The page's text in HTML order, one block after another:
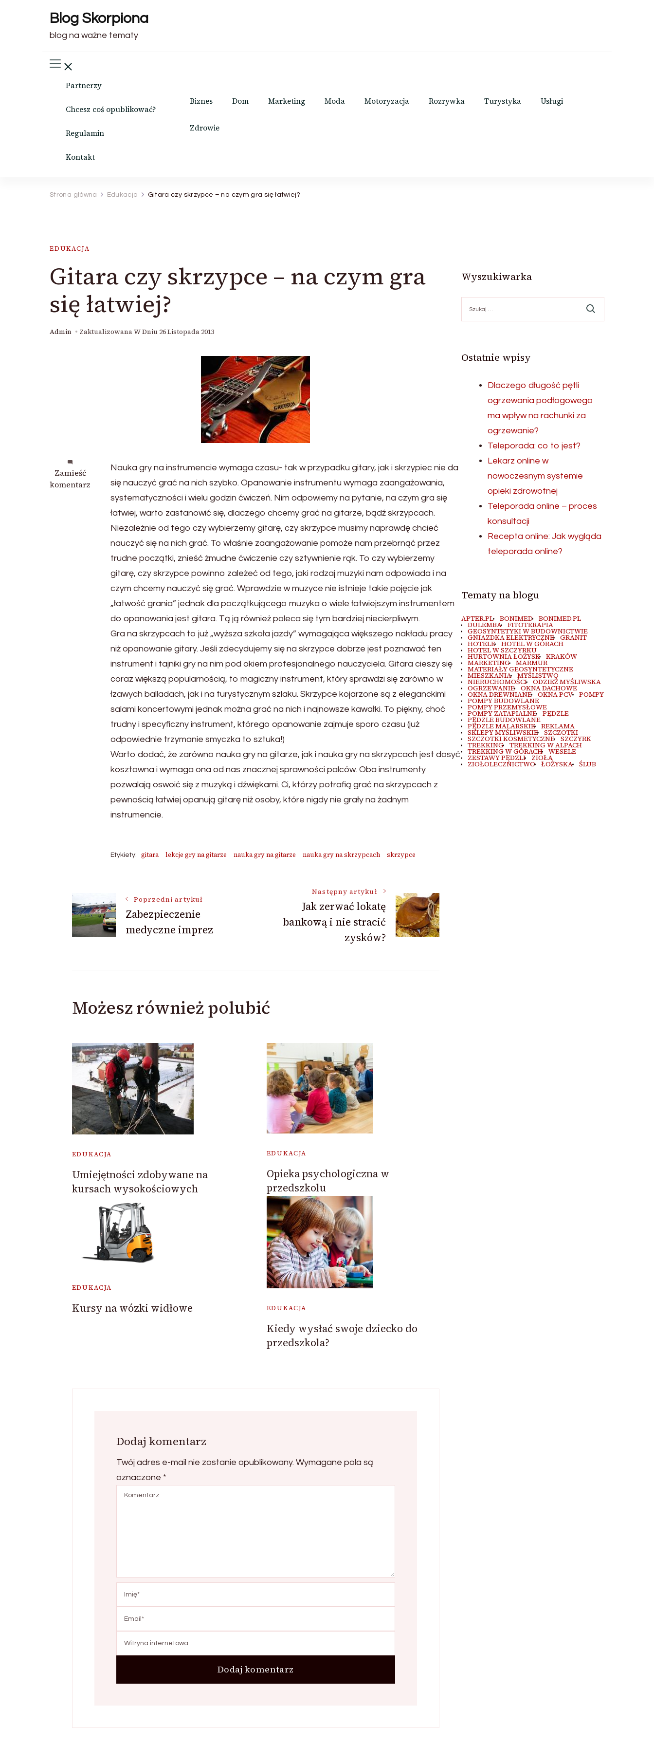
Blog Skorpiona
blog na ważne tematy
Partnerzy
Chcesz coś opublikować?
Regulamin
Kontakt
Biznes Dom Marketing Moda Motoryzacja Rozrywka Turystyka Usługi
Zdrowie
Strona główna Edukacja Gitara czy skrzypce – na czym gra się łatwiej?
EDUKACJA
Gitara czy skrzypce – na czym gra
się łatwiej?
Admin Zaktualizowana W Dniu 26 Listopada 2013
Zamieść
komentarz
we
wpisie
Nauka gry na instrumencie wymaga czasu- tak w przypadku gitary, jak i skrzypiec nie da
się nauczyć grać na nich szybko. Opanowanie instrumentu wymaga zaangażowania,
systematyczności i wielu godzin ćwiczeń. Nim odpowiemy na pytanie, na czym gra się
łatwiej, warto zastanowić się, dlaczego chcemy grać na gitarze, bądź skrzypcach.
Niezależnie od tego czy wybierzemy gitarę, czy skrzypce musimy naprawdę chcieć
nauczyć się na nich grać. To właśnie zaangażowanie pomoże nam przebrnąć przez
trudne początki, znieść żmudne ćwiczenie czy sztywnienie rąk. To czy wybierzemy
gitarę, czy skrzypce powinno zależeć od tego, jaki rodzaj muzyki nam odpowiada i na
czym chcemy nauczyć się grać. Wprawdzie w muzyce nie istnieje takie pojęcie jak
„łatwość grania” jednak dla początkującego muzyka o wiele łatwiejszym instrumentem
do opanowania jest gitara. Tą ją również poleca się tym bardziej niecierpliwym.
Gra na skrzypcach to już „wyższa szkoła jazdy” wymagająca większego nakładu pracy
niż opanowanie gitary. Jeśli zdecydujemy się na skrzypce dobrze jest poznawać ten
instrument i tajniki gry na nim pod okiem profesjonalnego nauczyciela. Gitara cieszy się
coraz większą popularnością, to magiczny instrument, który sprawdzi się zarówno w
łzawych balladach, jak i na turystycznym szlaku. Skrzypce kojarzone są z eleganckimi
salami koncertowymi jednak można grać na nich i najnowsze kawałki. To piękny, choć
trudny i specyficzny instrument, którego opanowanie zajmuje sporo czasu (już
odpowiednie trzymanie smyczka to sztuka!)
Warto dodać, że zarówno nauka gry na gitarze, jak i nauka gry na skrzypcach jest dosyć
kosztowna i wymaga ona od nas znacznej sprawności palców. Oba instrumenty
pozwalają oswoić się z muzyką i dźwiękami. Ci, którzy potrafią grać na skrzypcach z
pewnością łatwiej opanują gitarę niż osoby, które nigdy nie grały na żadnym
instrumencie.
Etykiety: gitara lekcje gry na gitarze nauka gry na gitarze nauka gry na skrzypcach skrzypce
Nawigacja
wpisu
Poprzedni artykuł
Zabezpieczenie
medyczne imprez
Następny artykuł
Jak zerwać lokatę
bankową i nie stracić
zysków?
Możesz również polubić
EDUKACJA
Umiejętności zdobywane na
kursach wysokościowych
EDUKACJA
Opieka psychologiczna w
przedszkolu
EDUKACJA
Kursy na wózki widłowe EDUKACJA
Kiedy wysłać swoje dziecko do
przedszkola?
Dodaj komentarz
Twój adres e-mail nie zostanie opublikowany. Wymagane pola są
oznaczone *
Wyszukiwarka
Ostatnie wpisy
Dlaczego długość pętli
ogrzewania podłogowego
ma wpływ na rachunki za
ogrzewanie?
Teleporada: co to jest?
Lekarz online w
nowoczesnym systemie
opieki zdrowotnej
Teleporada online – proces
konsultacji
Recepta online: Jak wygląda
teleporada online?
Tematy na blogu
APTER.PL BONIMED BONIMED.PL
DULEMBA FITOTERAPIA
GEOSYNTETYKI W BUDOWNICTWIE
GNIAZDKA ELEKTRYCZNE GRANIT
HOTELE HOTEL W GÓRACH
HOTEL W SZCZYRKU
HURTOWNIA ŁOŻYSK KRAKÓW
MARKETING MARMUR
MATERIAŁY GEOSYNTETYCZNE
MIESZKANIA MYŚLISTWO
NIERUCHOMOŚCI ODZIEŻ MYŚLIWSKA
OGRZEWANIE OKNA DACHOWE
OKNA DREWNIANE OKNA PCV POMPY
POMPY BUDOWLANE
POMPY PRZEMYSŁOWE
POMPY ZATAPIALNE PĘDZLE
PĘDZLE BUDOWLANE
PĘDZLE MALARSKIE REKLAMA
SKLEPY MYŚLIWSKIE SZCZOTKI
SZCZOTKI KOSMETYCZNE SZCZYRK
TREKKING TREKKING W ALPACH
TREKKING W GÓRACH WESELE
ZESTAWY PĘDZLI ZIOŁA
ZIOŁOLECZNICTWO ŁOŻYSKA ŚLUB